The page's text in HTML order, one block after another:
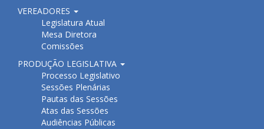
VEREADORES
Legislatura Atual
Mesa Diretora
Comissões
PRODUÇÃO LEGISLATIVA
Processo Legislativo
Sessões Plenárias
Pautas das Sessões
Atas das Sessões
Audiências Públicas